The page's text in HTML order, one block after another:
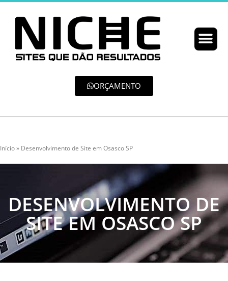
ORÇAMENTO
Início» Desenvolvimento de Site em Osasco SP
DESENVOLVIMENTO DE
SITE EM OSASCO SP